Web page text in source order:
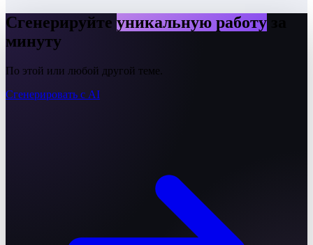
Сгенерируйте уникальную работу
минуту
По этой или любой другой теме.
Сгенерировать с AI